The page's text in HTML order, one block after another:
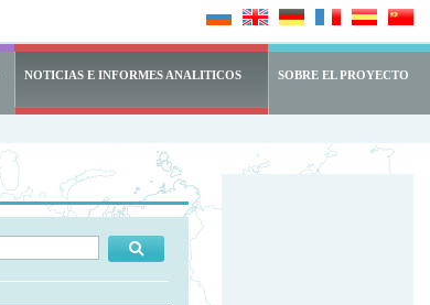
NOTICIAS E INFORMES ANALITICOS SOBRE EL PROYECTO